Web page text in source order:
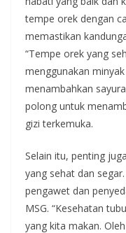
tempe orek dengan
memastikan
“Tempe orek yang
menggunakan
menambahkan
polong untuk
gizi terkemuka.
Selain itu, penting
yang sehat dan
pengawet dan
MSG. “Kesehatan
yang kita makan.